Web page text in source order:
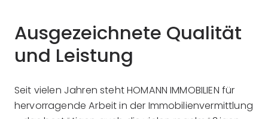
Ausgezeichnete Qualität
und Leistung
Seit vielen Jahren steht HOMANN IMMOBILIEN für
hervorragende Arbeit in der Immobilienvermittlung